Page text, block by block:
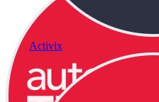
Activix